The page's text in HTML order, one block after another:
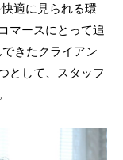
適に見られる環
マースにとって追
きたクライアン
として、スタッフ